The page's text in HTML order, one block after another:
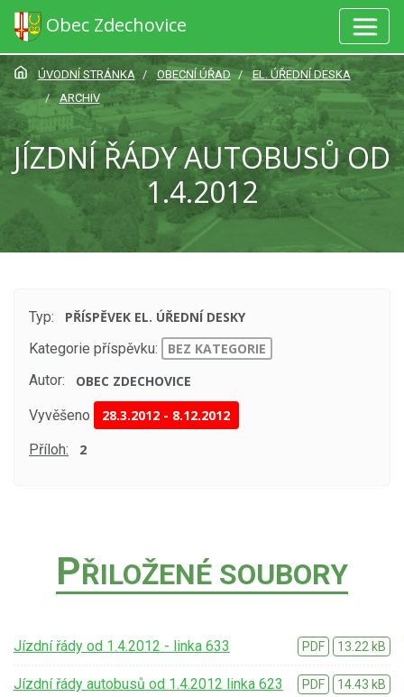
Obec Zdechovice
ÚVODNÍ STRÁNKA OBECNÍ ÚŘAD
EL. ÚŘEDNÍ DESKA
ARCHIV
JÍZDNÍ ŘÁDY AUTOBUSŮ OD
1.4.2012
Typ:
PŘÍSPĚVEK EL. ÚŘEDNÍ DESKY
Kategorie příspěvku:
BEZ KATEGORIE
Autor:
OBEC ZDECHOVICE
Vyvěšeno 28.3.2012 - 8.12.2012
Příloh: 2
PŘILOŽENÉ SOUBORY
Jízdní řády od 1.4.2012 - linka 633 PDF 13.22 kB
Jízdní řády autobusů od 1.4.2012 linka 623 PDF 14.43 kB